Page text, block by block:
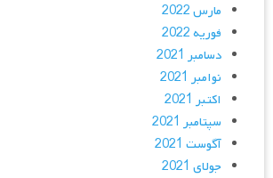
مارس 2022
فوریه 2022
دسامبر 2021
نوامبر 2021
اکتبر 2021
سپتامبر 2021
آگوست 2021
جولای 2021